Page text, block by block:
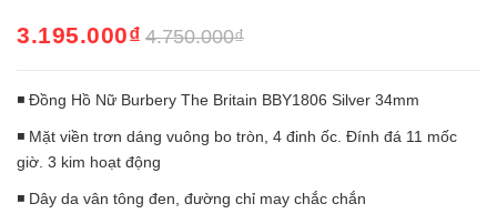
3.195.000₫ 4.750.000₫
◾ Đồng Hồ Nữ Burbery The Britain BBY1806 Silver 34mm
◾ Mặt viền trơn dáng vuông bo tròn, 4 đinh ốc. Đính đá 11 mốc
giờ. 3 kim hoạt động
◾ Dây da vân tông đen, đường chỉ may chắc chắn